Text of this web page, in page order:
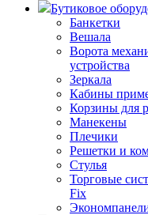
Бутиковое
Банкетки
Вешала
Ворота
устройства
Зеркала
Кабины
Корзины для
Манекены
Плечики
Решетки и
Стулья
Торговые
Fix